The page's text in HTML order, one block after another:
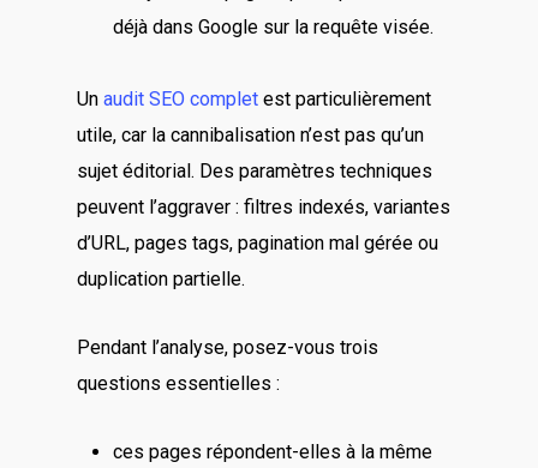
déjà dans Google sur la requête visée.
Un audit SEO complet est particulièrement
utile, car la cannibalisation n’est pas qu’un
sujet éditorial. Des paramètres techniques
peuvent l’aggraver : filtres indexés, variantes
d’URL, pages tags, pagination mal gérée ou
duplication partielle.
Pendant l’analyse, posez-vous trois
questions essentielles :
ces pages répondent-elles à la même